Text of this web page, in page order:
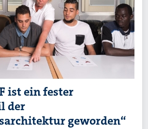
ist ein fester
der
geworden“